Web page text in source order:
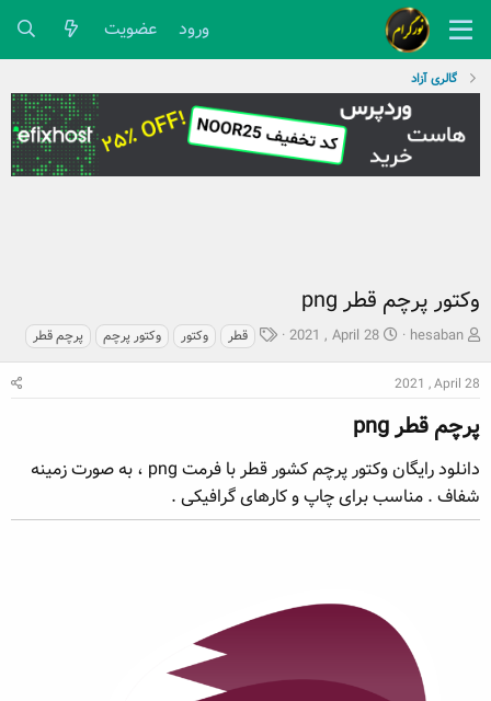
ورود عضویت
گالری آزاد
وکتور پرچم قطر png
ش
و
ک
ن
ن
د
ه
hesaban
ت
خ
ش
ر
ع
2021 , April 28
ب
ا
قطر وکتور وکتور پرچم پرچم قطر
2021 , April 28
پرچم قطر png​
دانلود رایگان وکتور پرچم کشور قطر با فرمت png ، به صورت زمینه
شفاف . مناسب برای چاپ و کارهای گرافیکی .